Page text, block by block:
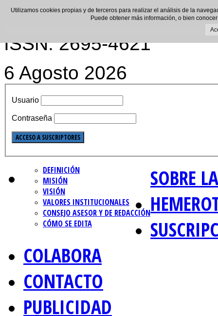
ISSN: 2695-4621
6 Agosto 2026
Usuario
Contraseña
SOBRE
DEFINICIÓN
MISIÓN
VISIÓN
VALORES INSTITUCIONALES
CONSEJO ASESOR Y DE REDACCIÓN
CÓMO SE EDITA
COLABORA
CONTACTO
PUBLICIDAD
Utilizamos cookies propias y de terceros para realizar el análisis de la
Puede obtener más información, o bien